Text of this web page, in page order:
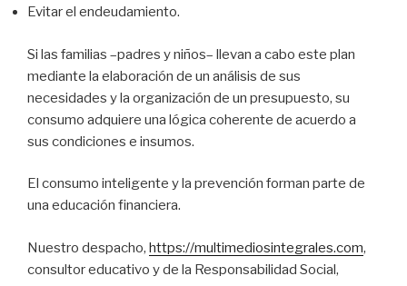
Evitar el endeudamiento.
Si las familias –padres y niños– llevan a cabo este plan
mediante la elaboración de un análisis de sus
necesidades y la organización de un presupuesto, su
consumo adquiere una lógica coherente de acuerdo a
sus condiciones e insumos.
El consumo inteligente y la prevención forman parte de
una educación financiera.
Nuestro despacho, https://multimediosintegrales.com,
consultor educativo y de la Responsabilidad Social,